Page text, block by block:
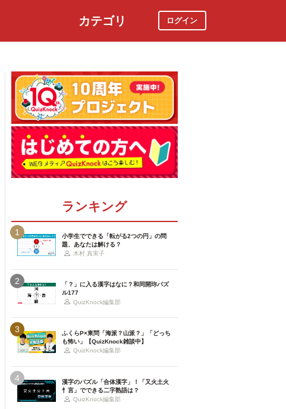
カテゴリ ログイン
ランキング
1
小学生でできる「転がる2つの円」の問
題、あなたは解ける？
木村 真実子
2
「？」に入る漢字はなに？和同開珎パズ
ル177
QuizKnock編集部
3
ふくらP×東問「海派？山派？」「どっち
も怖い」【QuizKnock雑談中】
QuizKnock編集部
4
漢字のパズル「合体漢字」！「又火土火
忄言」でできる二字熟語は？
QuizKnock編集部